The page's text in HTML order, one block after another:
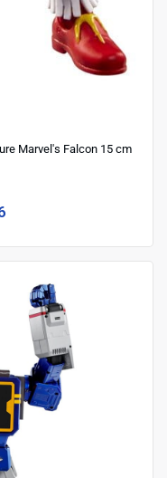
Marvel's Falcon 15 cm